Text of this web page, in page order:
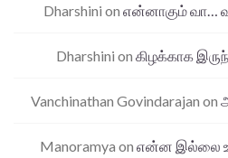
Dharshini on என்னாகும் வா…
Dharshini on கிழக்காக
Vanchinathan Govindarajan on
Manoramya on என்ன இல்லை